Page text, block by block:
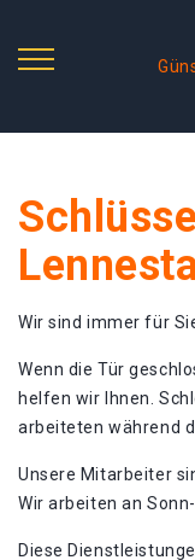
Wir sind immer für
Wenn die Tür
helfen wir Ihnen.
arbeiteten während
Unsere Mitarbeiter
Wir arbeiten an
Diese